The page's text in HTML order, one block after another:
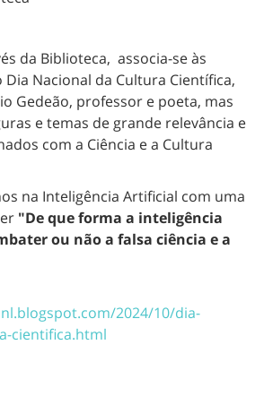
da Biblioteca, associa-se às
Nacional da Cultura Científica,
Gedeão, professor e poeta, mas
e temas de grande relevância e
com a Ciência e a Cultura
na Inteligência Artificial com uma
"De que forma a inteligência
ou não a falsa ciência e a
2024/10/dia-
cientifica.html